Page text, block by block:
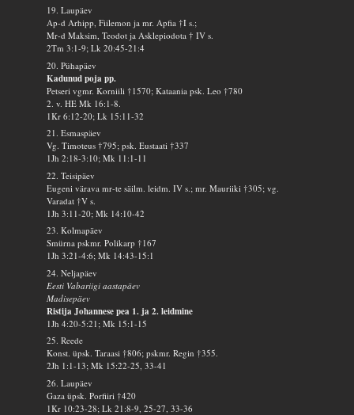
19. Laupäev
Ap-d Arhipp, Fiilemon ja mr. Apfia †I s.;
Mr-d Maksim, Teodot ja Asklepiodota † IV s.
2Tm 3:1-9; Lk 20:45-21:4
20. Pühapäev
Kadunud poja pp.
Petseri vgmr. Korniili †1570; Kataania psk. Leo †780
2. v. HE Mk 16:1-8.
1Kr 6:12-20; Lk 15:11-32
21. Esmaspäev
Vg. Timoteus †795; psk. Eustaati †337
1Jh 2:18-3:10; Mk 11:1-11
22. Teisipäev
Eugeni värava mr-te säilm. leidm. IV s.; mr. Mauriiki †305; vg.
Varadat †V s.
1Jh 3:11-20; Mk 14:10-42
23. Kolmapäev
Smürna pskmr. Polikarp †167
1Jh 3:21-4:6; Mk 14:43-15:1
24. Neljapäev
Eesti Vabariigi aastapäev
Madisepäev
Ristija Johannese pea 1. ja 2. leidmine
1Jh 4:20-5:21; Mk 15:1-15
25. Reede
Konst. üpsk. Taraasi †806; pskmr. Regin †355.
2Jh 1:1-13; Mk 15:22-25, 33-41
26. Laupäev
Gaza üpsk. Porfiiri †420
1Kr 10:23-28; Lk 21:8-9, 25-27, 33-36